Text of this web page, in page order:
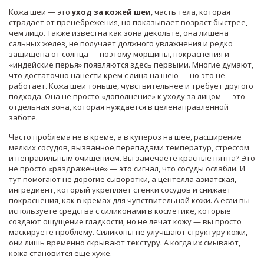
Кожа шеи — этоуход за кожей шеи,часть тела, которая
страдает от пренебрежения, но показывает возраст быстрее,
чем лицо. Также известна как зона декольте, она лишена
сальных желез, не получает должного увлажнения и редко
защищена от солнца — поэтому морщины, покраснения и
«индейские перья» появляются здесь первыми. Многие думают,
что достаточно нанести крем с лица на шею — но это не
работает. Кожа шеи тоньше, чувствительнее и требует другого
подхода. Она не просто «дополнение» к уходу за лицом — это
отдельная зона, которая нуждается в целенаправленной
заботе.
Часто проблема не в креме, а в купероз на шее,расширение
мелких сосудов, вызванное перепадами температур, стрессом
и неправильным очищением. Вы замечаете красные пятна? Это
не просто «раздражение» — это сигнал, что сосуды ослабли. И
тут помогают не дорогие сыворотки, а центелла азиатская,
ингредиент, который укрепляет стенки сосудов и снижает
покраснения, как в кремах для чувствительной кожи. А если вы
используете средства ссиликонами в косметике,которые
создают ощущение гладкости, но не лечат кожу— вы просто
маскируете проблему. Силиконы не улучшают структуру кожи,
они лишь временно скрывают текстуру. А когда их смывают,
кожа становится ещё хуже.